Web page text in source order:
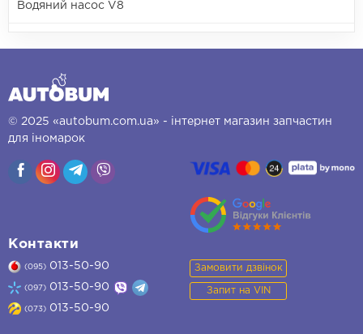
Водяний насос V8
© 2025 «autobum.com.ua» - інтернет магазин запчастин
для іномарок
Контакти
(095) 013-50-90
(097) 013-50-90
(073) 013-50-90
Замовити дзвінок
Запит на VIN